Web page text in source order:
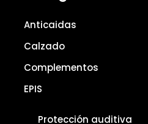
Anticaidas
Calzado
Complementos
EPIS
Protección auditiva